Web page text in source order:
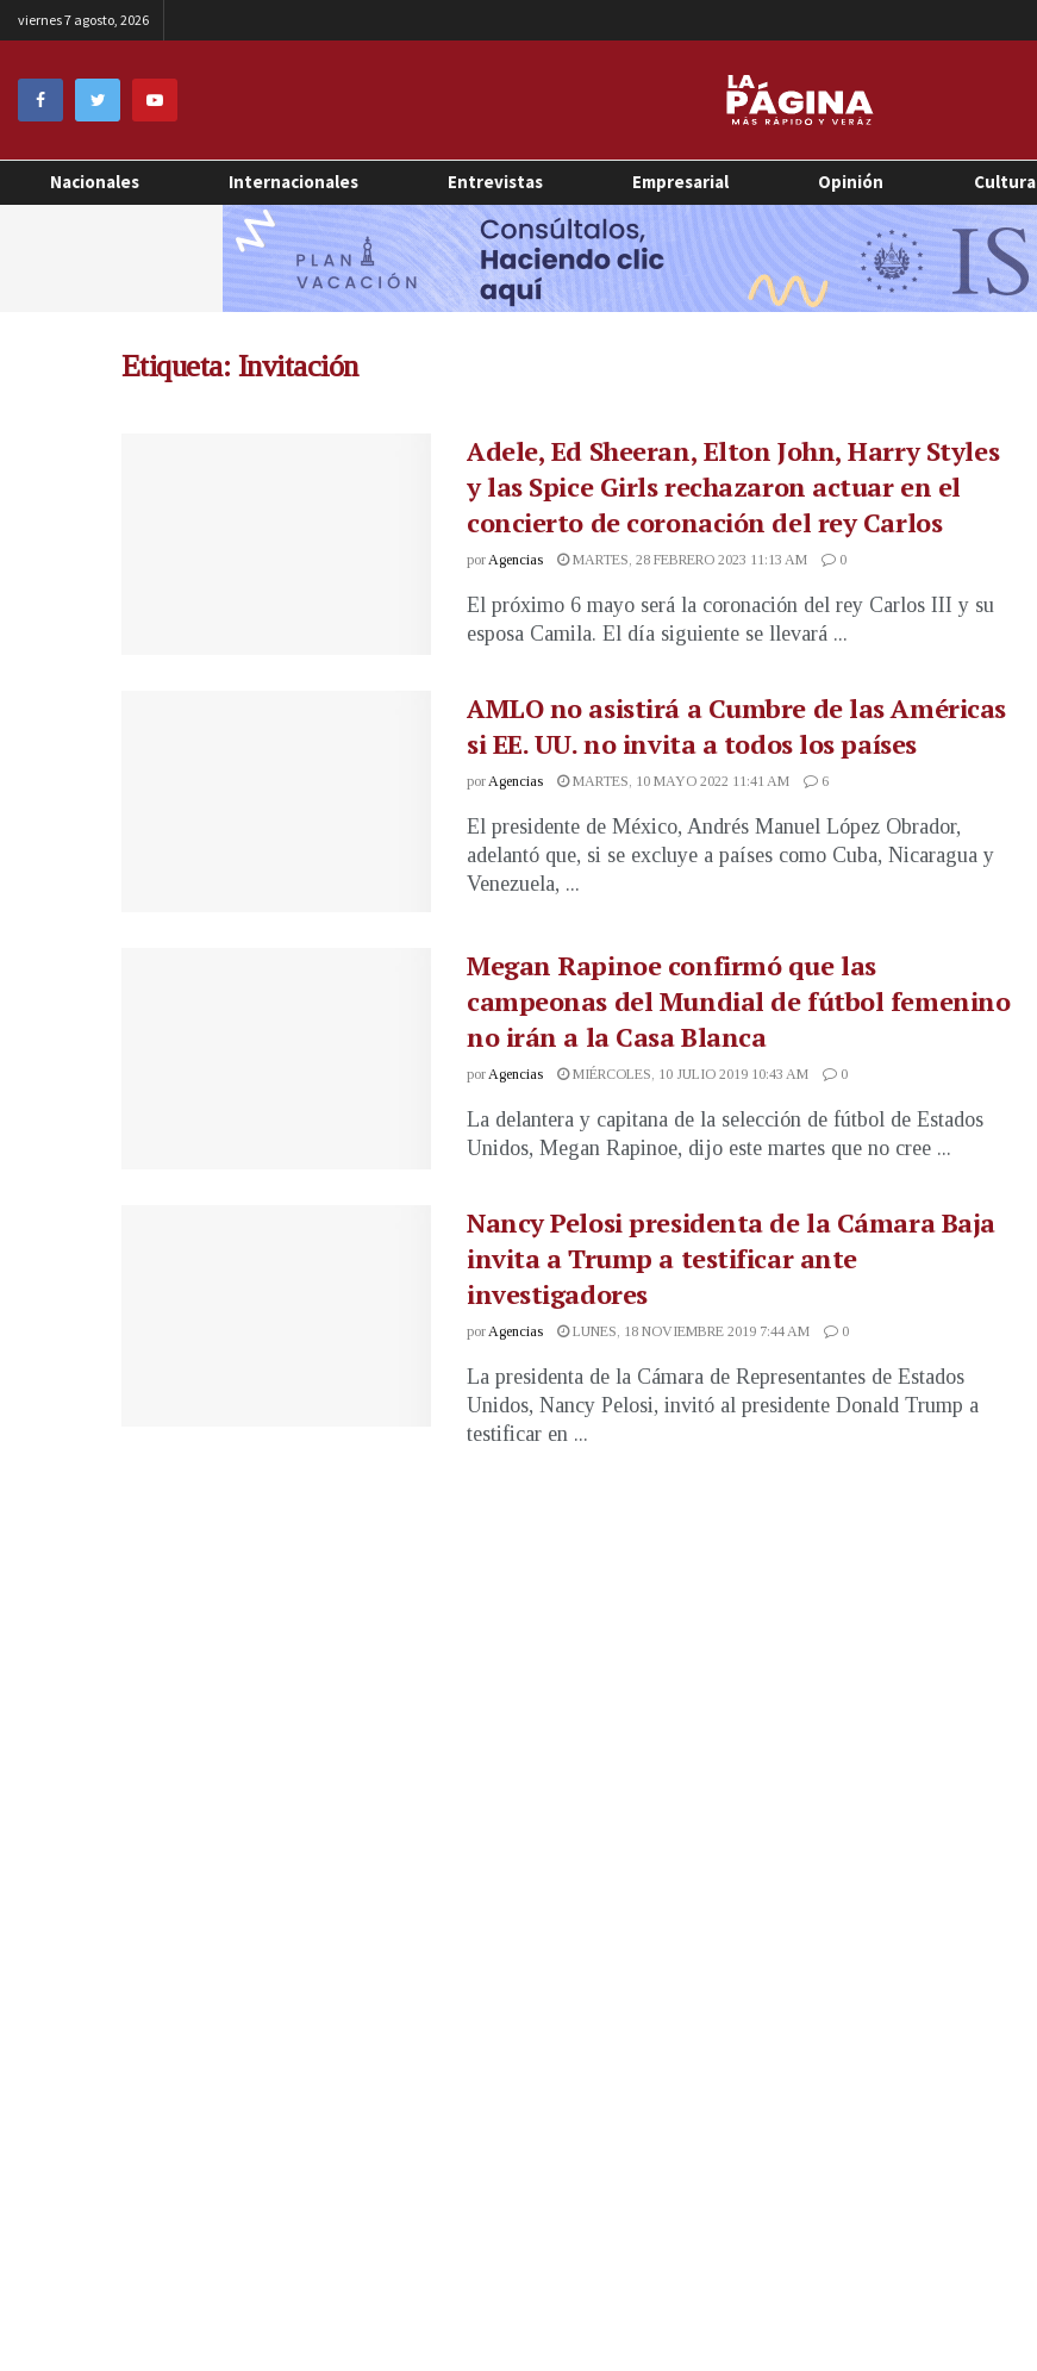
viernes 7 agosto, 2026
Nacionales Internacionales Entrevistas Empresarial Opinión Cultura
Etiqueta: Invitación
Adele, Ed Sheeran, Elton John, Harry Styles
y las Spice Girls rechazaron actuar en el
concierto de coronación del rey Carlos
porAgencias MARTES, 28 FEBRERO 2023 11:13 AM 0
El próximo 6 mayo será la coronación del rey Carlos III y su
esposa Camila. El día siguiente se llevará ...
AMLO no asistirá a Cumbre de las Américas
si EE. UU. no invita a todos los países
porAgencias MARTES, 10 MAYO 2022 11:41 AM 6
El presidente de México, Andrés Manuel López Obrador,
adelantó que, si se excluye a países como Cuba, Nicaragua y
Venezuela, ...
Megan Rapinoe confirmó que las
campeonas del Mundial de fútbol femenino
no irán a la Casa Blanca
por Agencias MIÉRCOLES, 10 JULIO 2019 10:43 AM 0
La delantera y capitana de la selección de fútbol de Estados
Unidos, Megan Rapinoe, dijo este martes que no cree ...
Nancy Pelosi presidenta de la Cámara Baja
invita a Trump a testificar ante
investigadores
por Agencias LUNES, 18 NOVIEMBRE 2019 7:44 AM 0
La presidenta de la Cámara de Representantes de Estados
Unidos, Nancy Pelosi, invitó al presidente Donald Trump a
testificar en ...